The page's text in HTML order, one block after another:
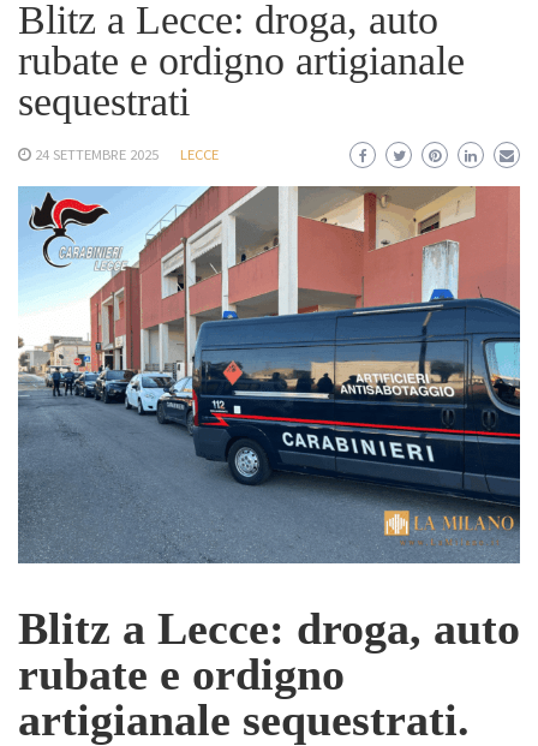
Blitz a Lecce: droga, auto
rubate e ordigno artigianale
sequestrati
24 SETTEMBRE 2025 LECCE
Blitz a Lecce: droga, auto
rubate e ordigno
artigianale sequestrati.